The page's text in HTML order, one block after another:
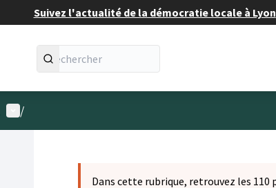
Suivez l'actualité de la démocratie locale à Lyon
Menu utilisateur
/
Dans cette rubrique, retrouvez les 110